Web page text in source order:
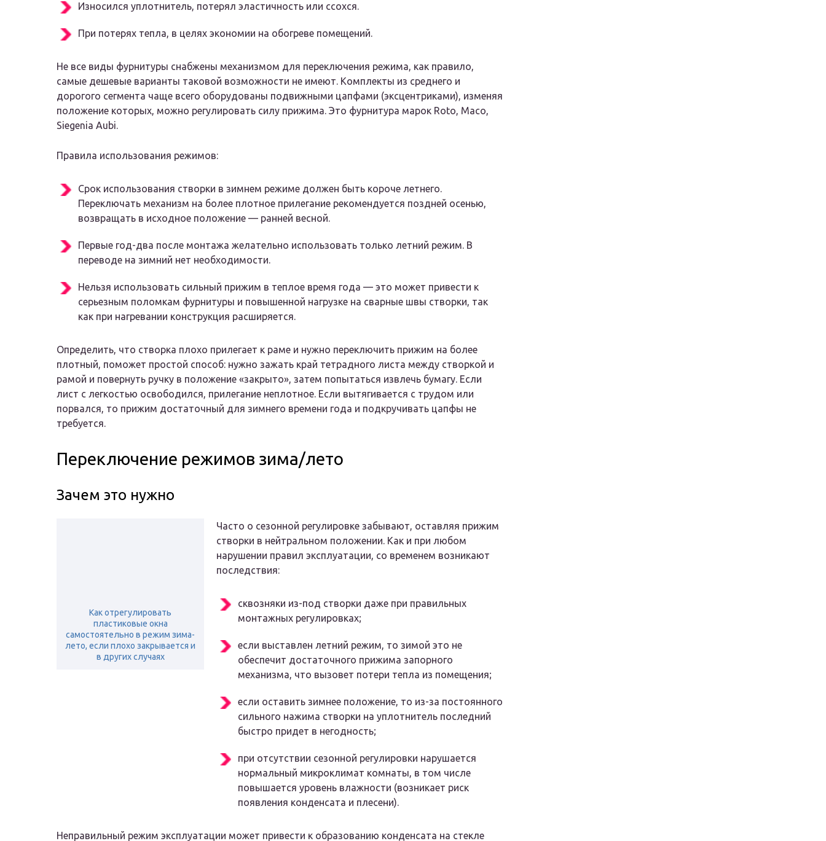
Износился уплотнитель, потерял эластичность или ссохся.
При потерях тепла, в целях экономии на обогреве помещений.
Не все виды фурнитуры снабжены механизмом для переключения режима, как правило,
самые дешевые варианты таковой возможности не имеют. Комплекты из среднего и
дорогого сегмента чаще всего оборудованы подвижными цапфами (эксцентриками), изменяя
положение которых, можно регулировать силу прижима. Это фурнитура марок Roto, Maco,
Siegenia Aubi.
Правила использования режимов:
Срок использования створки в зимнем режиме должен быть короче летнего.
Переключать механизм на более плотное прилегание рекомендуется поздней осенью,
возвращать в исходное положение — ранней весной.
Первые год-два после монтажа желательно использовать только летний режим. В
переводе на зимний нет необходимости.
Нельзя использовать сильный прижим в теплое время года — это может привести к
серьезным поломкам фурнитуры и повышенной нагрузке на сварные швы створки, так
как при нагревании конструкция расширяется.
Определить, что створка плохо прилегает к раме и нужно переключить прижим на более
плотный, поможет простой способ: нужно зажать край тетрадного листа между створкой и
рамой и повернуть ручку в положение «закрыто», затем попытаться извлечь бумагу. Если
лист с легкостью освободился, прилегание неплотное. Если вытягивается с трудом или
порвался, то прижим достаточный для зимнего времени года и подкручивать цапфы не
требуется.
Переключение режимов зима/лето
Зачем это нужно
Как отрегулировать
пластиковые окна
самостоятельно в режим зима-
лето, если плохо закрывается и
в других случаях
Часто о сезонной регулировке забывают, оставляя прижим
створки в нейтральном положении. Как и при любом
нарушении правил эксплуатации, со временем возникают
последствия:
сквозняки из-под створки даже при правильных
монтажных регулировках;
если выставлен летний режим, то зимой это не
обеспечит достаточного прижима запорного
механизма, что вызовет потери тепла из помещения;
если оставить зимнее положение, то из-за постоянного
сильного нажима створки на уплотнитель последний
быстро придет в негодность;
при отсутствии сезонной регулировки нарушается
нормальный микроклимат комнаты, в том числе
повышается уровень влажности (возникает риск
появления конденсата и плесени).
Неправильный режим эксплуатации может привести к образованию конденсата на стекле